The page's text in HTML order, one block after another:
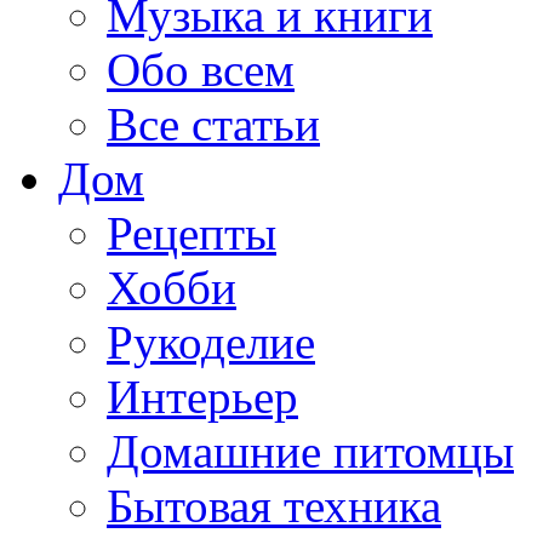
Музыка и книги
Обо всем
Все статьи
Дом
Рецепты
Хобби
Рукоделие
Интерьер
Домашние питомцы
Бытовая техника